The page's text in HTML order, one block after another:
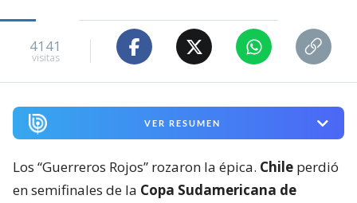
4141
visitas
VER RESUMEN
Los “Guerreros Rojos” rozaron la épica. Chile perdió
en semifinales de la Copa Sudamericana de